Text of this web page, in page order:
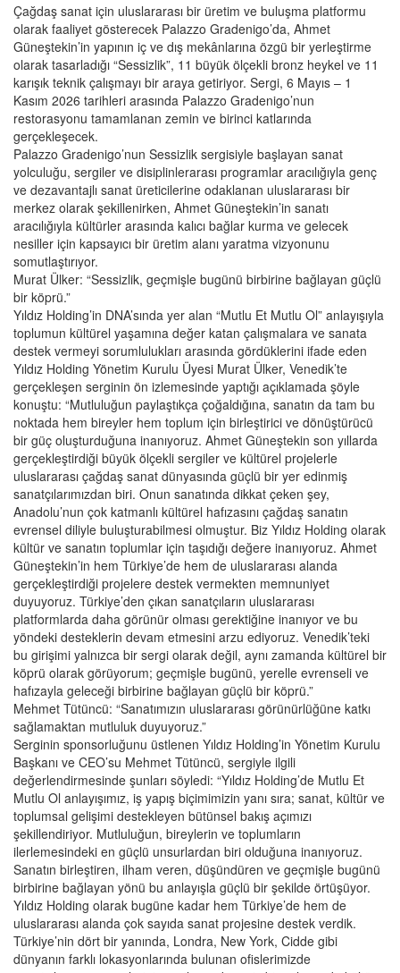
Çağdaş sanat için uluslararası bir üretim ve buluşma platformu
olarak faaliyet gösterecek Palazzo Gradenigo’da, Ahmet
Güneştekin’in yapının iç ve dış mekânlarına özgü bir yerleştirme
olarak tasarladığı “Sessizlik”, 11 büyük ölçekli bronz heykel ve 11
karışık teknik çalışmayı bir araya getiriyor. Sergi, 6 Mayıs – 1
Kasım 2026 tarihleri arasında Palazzo Gradenigo’nun
restorasyonu tamamlanan zemin ve birinci katlarında
gerçekleşecek.
Palazzo Gradenigo’nun Sessizlik sergisiyle başlayan sanat
yolculuğu, sergiler ve disiplinlerarası programlar aracılığıyla genç
ve dezavantajlı sanat üreticilerine odaklanan uluslararası bir
merkez olarak şekillenirken, Ahmet Güneştekin’in sanatı
aracılığıyla kültürler arasında kalıcı bağlar kurma ve gelecek
nesiller için kapsayıcı bir üretim alanı yaratma vizyonunu
somutlaştırıyor.
Murat Ülker: “Sessizlik, geçmişle bugünü birbirine bağlayan güçlü
bir köprü.”
Yıldız Holding’in DNA’sında yer alan “Mutlu Et Mutlu Ol” anlayışıyla
toplumun kültürel yaşamına değer katan çalışmalara ve sanata
destek vermeyi sorumlulukları arasında gördüklerini ifade eden
Yıldız Holding Yönetim Kurulu Üyesi Murat Ülker, Venedik’te
gerçekleşen serginin ön izlemesinde yaptığı açıklamada şöyle
konuştu: “Mutluluğun paylaştıkça çoğaldığına, sanatın da tam bu
noktada hem bireyler hem toplum için birleştirici ve dönüştürücü
bir güç oluşturduğuna inanıyoruz. Ahmet Güneştekin son yıllarda
gerçekleştirdiği büyük ölçekli sergiler ve kültürel projelerle
uluslararası çağdaş sanat dünyasında güçlü bir yer edinmiş
sanatçılarımızdan biri. Onun sanatında dikkat çeken şey,
Anadolu’nun çok katmanlı kültürel hafızasını çağdaş sanatın
evrensel diliyle buluşturabilmesi olmuştur. Biz Yıldız Holding olarak
kültür ve sanatın toplumlar için taşıdığı değere inanıyoruz. Ahmet
Güneştekin’in hem Türkiye’de hem de uluslararası alanda
gerçekleştirdiği projelere destek vermekten memnuniyet
duyuyoruz. Türkiye’den çıkan sanatçıların uluslararası
platformlarda daha görünür olması gerektiğine inanıyor ve bu
yöndeki desteklerin devam etmesini arzu ediyoruz. Venedik’teki
bu girişimi yalnızca bir sergi olarak değil, aynı zamanda kültürel bir
köprü olarak görüyorum; geçmişle bugünü, yerelle evrenseli ve
hafızayla geleceği birbirine bağlayan güçlü bir köprü.”
Mehmet Tütüncü: “Sanatımızın uluslararası görünürlüğüne katkı
sağlamaktan mutluluk duyuyoruz.”
Serginin sponsorluğunu üstlenen Yıldız Holding’in Yönetim Kurulu
Başkanı ve CEO’su Mehmet Tütüncü, sergiyle ilgili
değerlendirmesinde şunları söyledi: “Yıldız Holding’de Mutlu Et
Mutlu Ol anlayışımız, iş yapış biçimimizin yanı sıra; sanat, kültür ve
toplumsal gelişimi destekleyen bütünsel bakış açımızı
şekillendiriyor. Mutluluğun, bireylerin ve toplumların
ilerlemesindeki en güçlü unsurlardan biri olduğuna inanıyoruz.
Sanatın birleştiren, ilham veren, düşündüren ve geçmişle bugünü
birbirine bağlayan yönü bu anlayışla güçlü bir şekilde örtüşüyor.
Yıldız Holding olarak bugüne kadar hem Türkiye’de hem de
uluslararası alanda çok sayıda sanat projesine destek verdik.
Türkiye’nin dört bir yanında, Londra, New York, Cidde gibi
dünyanın farklı lokasyonlarında bulunan ofislerimizde